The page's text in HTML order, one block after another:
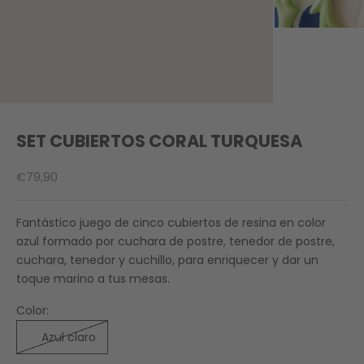
SET CUBIERTOS CORAL TURQUESA
Precio de oferta
€79,90
Fantástico juego de cinco cubiertos de resina en color
azul formado por cuchara de postre, tenedor de postre,
cuchara, tenedor y cuchillo, para enriquecer y dar un
toque marino a tus mesas.
Color:
Azul claro